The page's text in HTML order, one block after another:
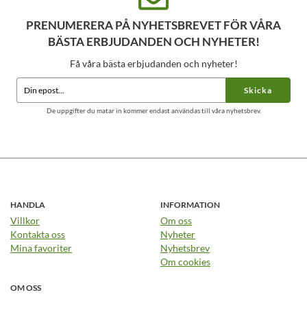
PRENUMERERA PÅ NYHETSBREVET FÖR VÅRA
BÄSTA ERBJUDANDEN OCH NYHETER!
Få våra bästa erbjudanden och nyheter!
Skicka
De uppgifter du matar in kommer endast användas till våra nyhetsbrev.
HANDLA
Villkor
Kontakta oss
Mina favoriter
INFORMATION
Om oss
Nyheter
Nyhetsbrev
Om cookies
OM OSS